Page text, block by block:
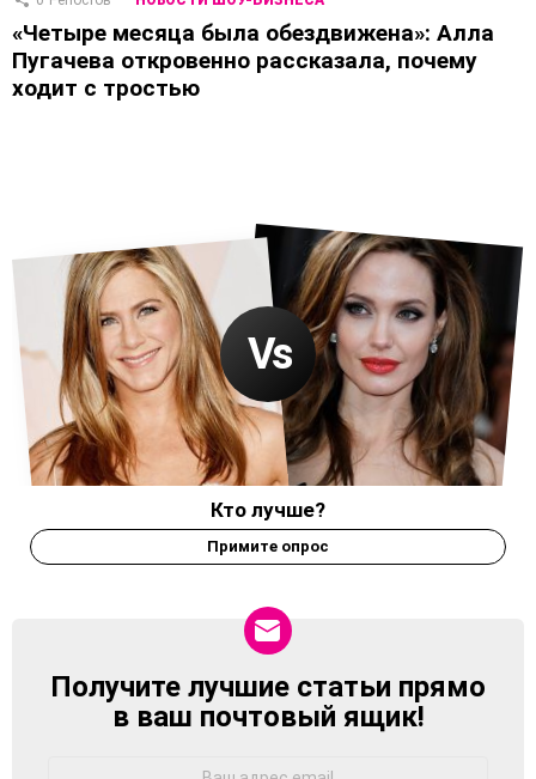
«Четыре месяца была обездвижена»: Алла
Пугачева откровенно рассказала, почему
ходит с тростью
Кто лучше?
Примите опрос
NEWSLETTER
Получите лучшие статьи прямо
в ваш почтовый ящик!